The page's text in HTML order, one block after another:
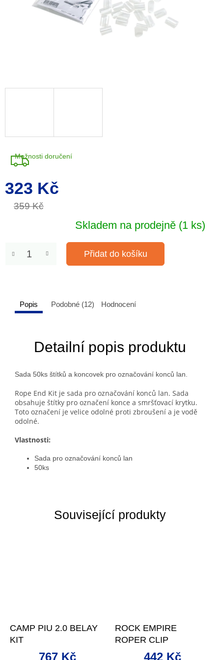
359 Kč
323 Kč
Měrná
cena:
Skladem na prodejně (1 ks)
Možnosti doručení
Přidat do košíku
Související produkty
CAMP PIU 2.0 BELAY
KIT
767 Kč
ROCK EMPIRE
ROPER CLIP
442 Kč
Popis Podobné (12) Hodnocení
Detailní popis produktu
Sada 50ks štítků a koncovek pro označování konců lan.
Rope End Kit je sada pro označování konců lan. Sada
obsahuje štítky pro označení konce a smršťovací krytku.
Toto označení je velice odolné proti zbroušení a je vodě
odolné.
Vlastnosti:
Sada pro označování konců lan
50ks